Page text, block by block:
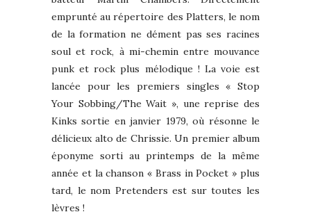
emprunté au répertoire des Platters, le nom
de la formation ne dément pas ses racines
soul et rock, à mi-chemin entre mouvance
punk et rock plus mélodique ! La voie est
lancée pour les premiers singles « Stop
Your Sobbing/The Wait », une reprise des
Kinks sortie en janvier 1979, où résonne le
délicieux alto de Chrissie. Un premier album
éponyme sorti au printemps de la même
année et la chanson « Brass in Pocket » plus
tard, le nom Pretenders est sur toutes les
lèvres !